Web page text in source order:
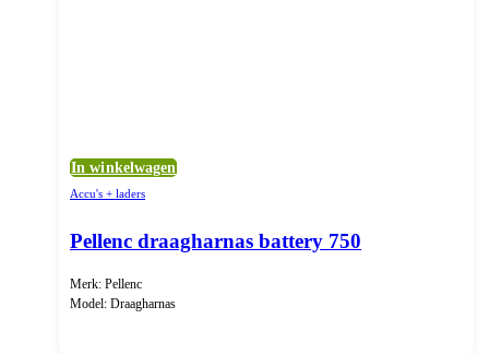
In winkelwagen
Accu's + laders
Pellenc draagharnas battery 750
Merk: Pellenc
Model: Draagharnas